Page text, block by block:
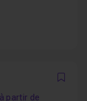
partir de